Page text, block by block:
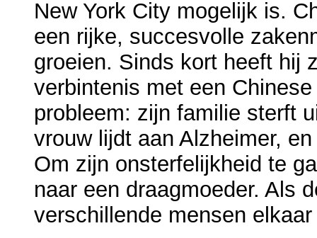
New York City mogelijk is.
een rijke, succesvolle
groeien. Sinds kort heeft hij
verbintenis met een
probleem: zijn familie sterft
vrouw lijdt aan Alzheimer,
Om zijn onsterfelijkheid te
naar een draagmoeder. Als
verschillende mensen